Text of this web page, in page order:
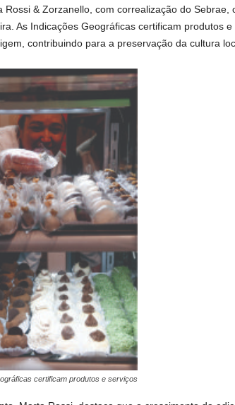
Rossi & Zorzanello, com correalização do
As Indicações Geográficas certificam produtos
contribuindo para a preservação da cultura
certificam produtos e serviços